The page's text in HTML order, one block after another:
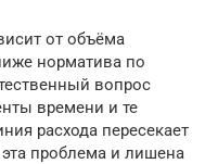
от объёма
норматива по
вопрос
времени и те
расхода пересекает
проблема и лишена